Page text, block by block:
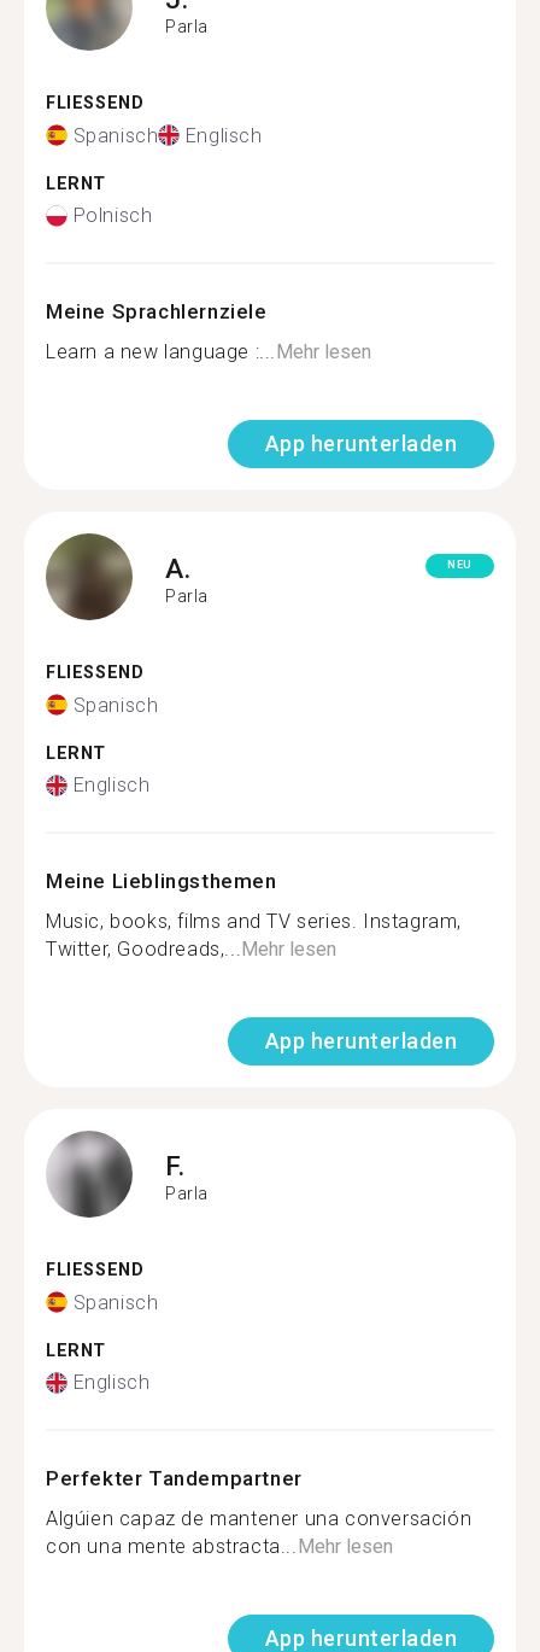
Parla
FLIESSEND
Spanisch Englisch
LERNT
Polnisch
Meine Sprachlernziele
Learn a new language :...Mehr lesen
App herunterladen
A.
Parla
NEU
FLIESSEND
Spanisch
LERNT
Englisch
Meine Lieblingsthemen
Music, books, films and TV series. Instagram,
Twitter, Goodreads,...Mehr lesen
App herunterladen
F.
Parla
FLIESSEND
Spanisch
LERNT
Englisch
Perfekter Tandempartner
Algúien capaz de mantener una conversación
con una mente abstracta...Mehr lesen
App herunterladen